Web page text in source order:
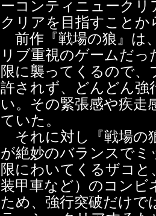
ーコンティニューク
クリアを目指すことか
前作『戦場の狼』は
リブ重視のゲームだ
限に襲ってくるので
許されず、どんどん強
い。その緊張感や疾走
ていた。
それに対し『戦場の
が絶妙のバランスでミ
限にわいてくるザコと
装甲車など）のコン
ため、強行突破だけで